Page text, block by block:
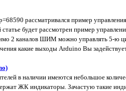
рассматривался пример
будет рассмотрен пример
2 каналов ШИМ можно управлять 5-ю
какие выходы Arduino Вы
в наличии имеются небольшое
ЖК индикаторы. Зачастую такие